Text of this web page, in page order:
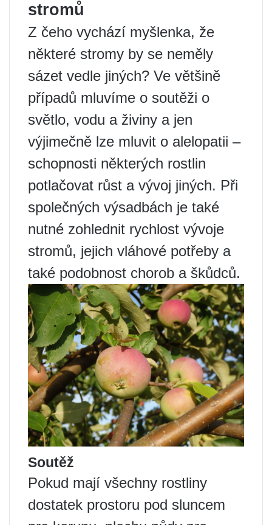
stromů
Z čeho vychází myšlenka, že
některé stromy by se neměly
sázet vedle jiných? Ve většině
případů mluvíme o soutěži o
světlo, vodu a živiny a jen
výjimečně lze mluvit o alelopatii –
schopnosti některých rostlin
potlačovat růst a vývoj jiných. Při
společných výsadbách je také
nutné zohlednit rychlost vývoje
stromů, jejich vláhové potřeby a
také podobnost chorob a škůdců.
Soutěž
Pokud mají všechny rostliny
dostatek prostoru pod sluncem